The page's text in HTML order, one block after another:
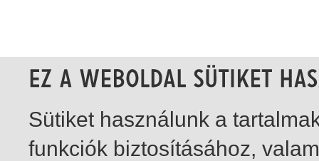
Sütiket használunk a
funkciók biztosításához,